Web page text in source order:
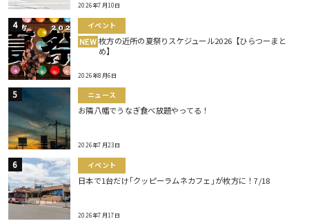
2026年7月10日
イベント
NEW 枚方の近所の夏祭りスケジュール2026【ひらつーまと
め】
2026年8月6日
ニュース
お隣八幡でうなぎ食べ放題やってる！
2026年7月23日
イベント
日本で1台だけ｢クッピーラムネカフェ｣が枚方に！7/18
2026年7月17日